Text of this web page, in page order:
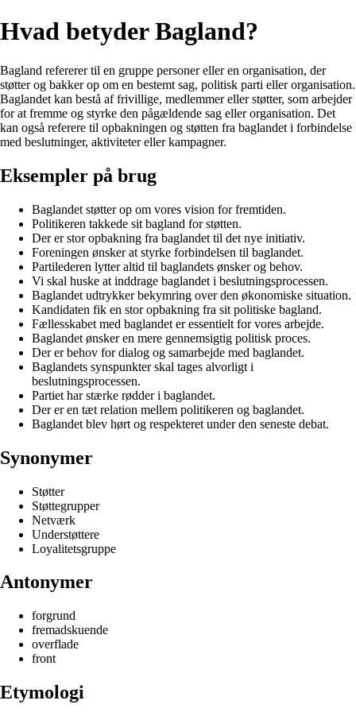
Hvad betyder Bagland?
Bagland refererer til en gruppe personer eller en organisation, der
støtter og bakker op om en bestemt sag, politisk parti eller organisation.
Baglandet kan bestå af frivillige, medlemmer eller støtter, som arbejder
for at fremme og styrke den pågældende sag eller organisation. Det
kan også referere til opbakningen og støtten fra baglandet i forbindelse
med beslutninger, aktiviteter eller kampagner.
Eksempler på brug
Baglandet støtter op om vores vision for fremtiden.
Politikeren takkede sit bagland for støtten.
Der er stor opbakning fra baglandet til det nye initiativ.
Foreningen ønsker at styrke forbindelsen til baglandet.
Partilederen lytter altid til baglandets ønsker og behov.
Vi skal huske at inddrage baglandet i beslutningsprocessen.
Baglandet udtrykker bekymring over den økonomiske situation.
Kandidaten fik en stor opbakning fra sit politiske bagland.
Fællesskabet med baglandet er essentielt for vores arbejde.
Baglandet ønsker en mere gennemsigtig politisk proces.
Der er behov for dialog og samarbejde med baglandet.
Baglandets synspunkter skal tages alvorligt i
beslutningsprocessen.
Partiet har stærke rødder i baglandet.
Der er en tæt relation mellem politikeren og baglandet.
Baglandet blev hørt og respekteret under den seneste debat.
Synonymer
Støtter
Støttegrupper
Netværk
Understøttere
Loyalitetsgruppe
Antonymer
forgrund
fremadskuende
overflade
front
Etymologi